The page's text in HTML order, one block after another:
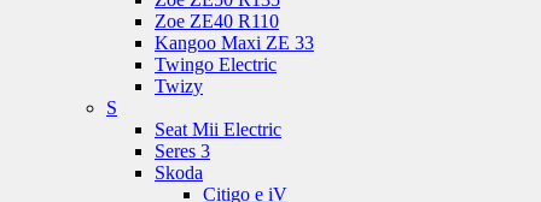
Zoe ZE40 R110
Kangoo Maxi ZE 33
Twingo Electric
Twizy
S
Seat Mii Electric
Seres 3
Skoda
Citigo e iV